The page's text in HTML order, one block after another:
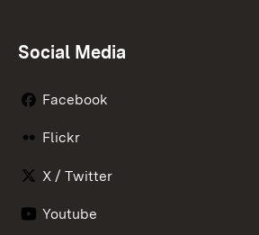
Social Media
Facebook
Flickr
X / Twitter
Youtube